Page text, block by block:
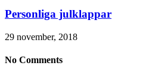
Personliga julklappar
29 november, 2018
No Comments